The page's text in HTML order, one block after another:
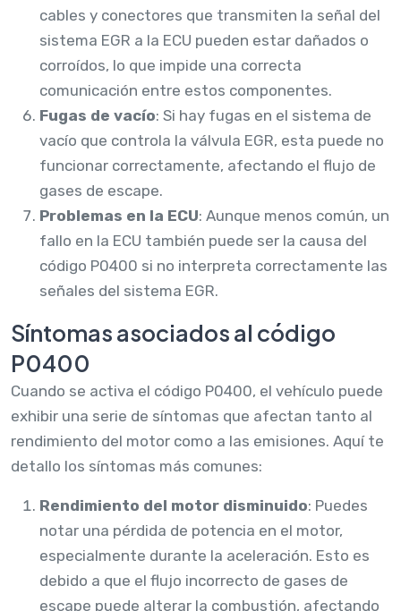
cables y conectores que transmiten la señal del
sistema EGR a la ECU pueden estar dañados o
corroídos, lo que impide una correcta
comunicación entre estos componentes.
Fugas de vacío: Si hay fugas en el sistema de
vacío que controla la válvula EGR, esta puede no
funcionar correctamente, afectando el flujo de
gases de escape.
Problemas en la ECU: Aunque menos común, un
fallo en la ECU también puede ser la causa del
código P0400 si no interpreta correctamente las
señales del sistema EGR.
Síntomas asociados al código
P0400
Cuando se activa el código P0400, el vehículo puede
exhibir una serie de síntomas que afectan tanto al
rendimiento del motor como a las emisiones. Aquí te
detallo los síntomas más comunes:
Rendimiento del motor disminuido: Puedes
notar una pérdida de potencia en el motor,
especialmente durante la aceleración. Esto es
debido a que el flujo incorrecto de gases de
escape puede alterar la combustión, afectando